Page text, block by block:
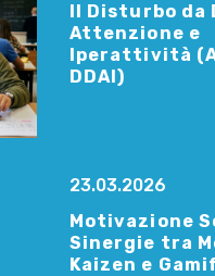
Il Disturbo
Attenzione e
Iperattività
DDAI)
23.03.2026
Motivazione
Sinergie tra
Kaizen e